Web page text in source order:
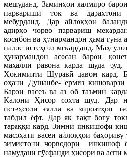
мешуданд. Заминҳои лалмиро
парвариши ток ва дарахтони
мебурданд. Дар айлоқҳои
адирҳо чорво парвариш
косибон ва ҳунармандон ҳама гуна
палос истеҳсол мекарданд.
ҳунармандон асосан барои
маҳаллӣ равона карда шуда
Ҳокимияти Шӯравӣ давом кард.
оҳани Душанбе-Термиз кишоварзӣ
Барои васеъ ва аз об таъмин
Калони Ҳисор сохта шуд. Дар
истеҳсоли ғалла ва зироатҳои
табдил ёфт. Дар як вақт боғу
тараққӣ кард. Зимни инкишофи
масоҳати васеи айлоқҳои
зимистонӣ чорводорӣ инкишоф
намудани гӯсфанди ҳисорӣ ва аспи